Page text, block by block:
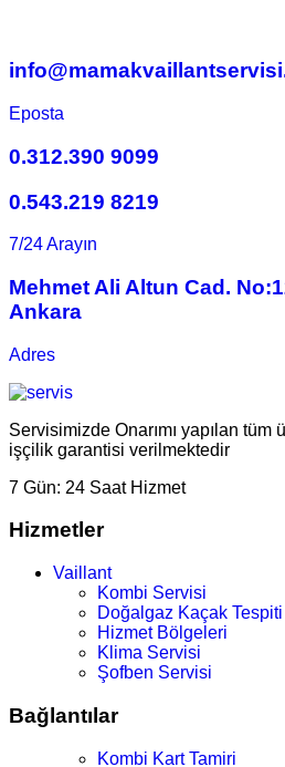
Eposta
0.312.390 9099
0.543.219 8219
7/24 Arayın
Mehmet Ali Altun Cad.
Ankara
Adres
Servisimizde Onarımı yapılan tüm
işçilik garantisi verilmektedir
7 Gün: 24 Saat Hizmet
Hizmetler
Vaillant
Kombi Servisi
Doğalgaz Kaçak Tespiti
Hizmet Bölgeleri
Klima Servisi
Şofben Servisi
Bağlantılar
Kombi Kart Tamiri